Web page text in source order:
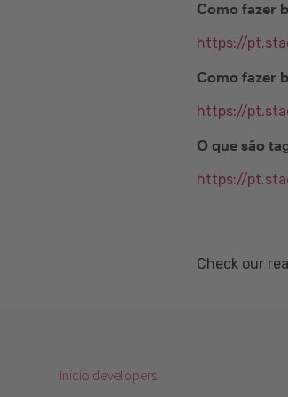
Como fazer
https://
Como fazer
https://
O que são
https://
Check our
Inicio developers